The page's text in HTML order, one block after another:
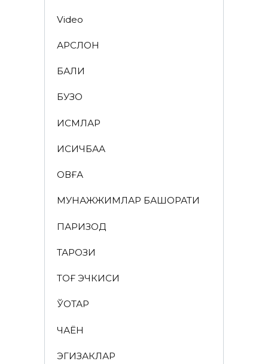
Video
АРСЛОН
БАЛИҚ
БУЗОҚ
ИСМЛАР
ҚИСҚИЧБАҚА
ҚОВҒА
МУНАЖЖИМЛАР БАШОРАТИ
ПАРИЗОД
ТАРОЗИ
ТОҒ ЭЧКИСИ
ЎҚОТАР
ЧАЁН
ЭГИЗАКЛАР